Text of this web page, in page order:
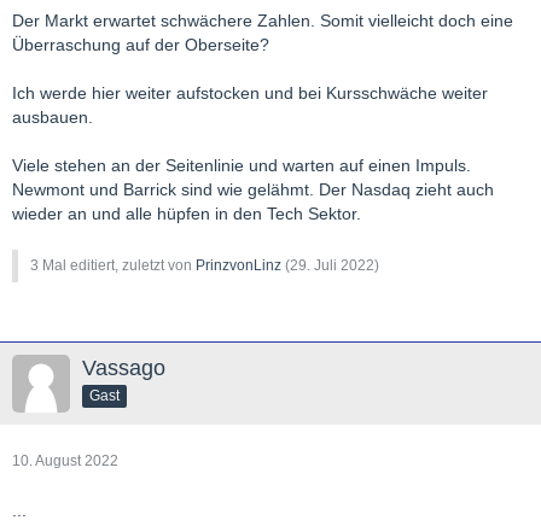
Der Markt erwartet schwächere Zahlen. Somit vielleicht doch eine
Überraschung auf der Oberseite?
Ich werde hier weiter aufstocken und bei Kursschwäche weiter
ausbauen.
Viele stehen an der Seitenlinie und warten auf einen Impuls.
Newmont und Barrick sind wie gelähmt. Der Nasdaq zieht auch
wieder an und alle hüpfen in den Tech Sektor.
3 Mal editiert, zuletzt von PrinzvonLinz (29. Juli 2022)
Vassago
Gast
10. August 2022
...